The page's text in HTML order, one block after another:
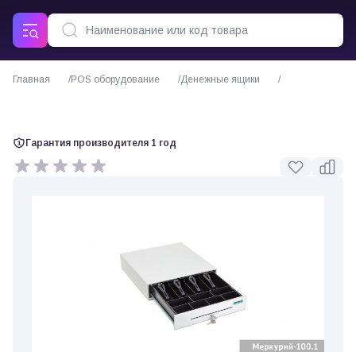
Главная POS оборудование
Денежные ящики
Гарантия производителя 1 год